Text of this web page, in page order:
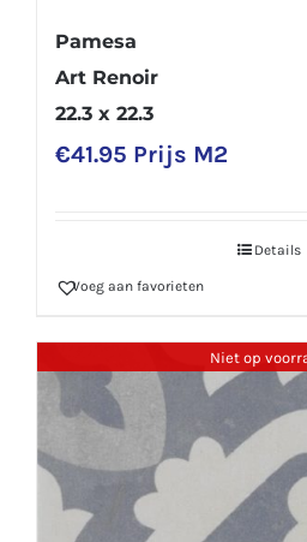
Pamesa
Art Renoir
22.3 x 22.3
€41.95 Prijs M2
Details
Voeg aan favorieten
Niet op